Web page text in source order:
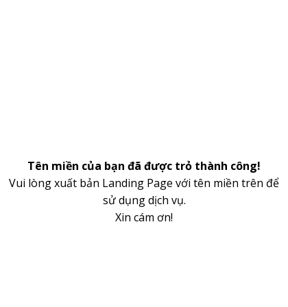
Tên miền của bạn đã được trỏ thành công!
Vui lòng xuất bản Landing Page với tên miền trên để
sử dụng dịch vụ.
Xin cám ơn!